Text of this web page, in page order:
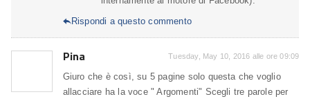
Rispondi a questo commento
Pina Tuesday, May 10, 2016 alle ore 09:09
Giuro che è così, su 5 pagine solo questa che voglio
allacciare ha la voce " Argomenti" Scegli tre parole per